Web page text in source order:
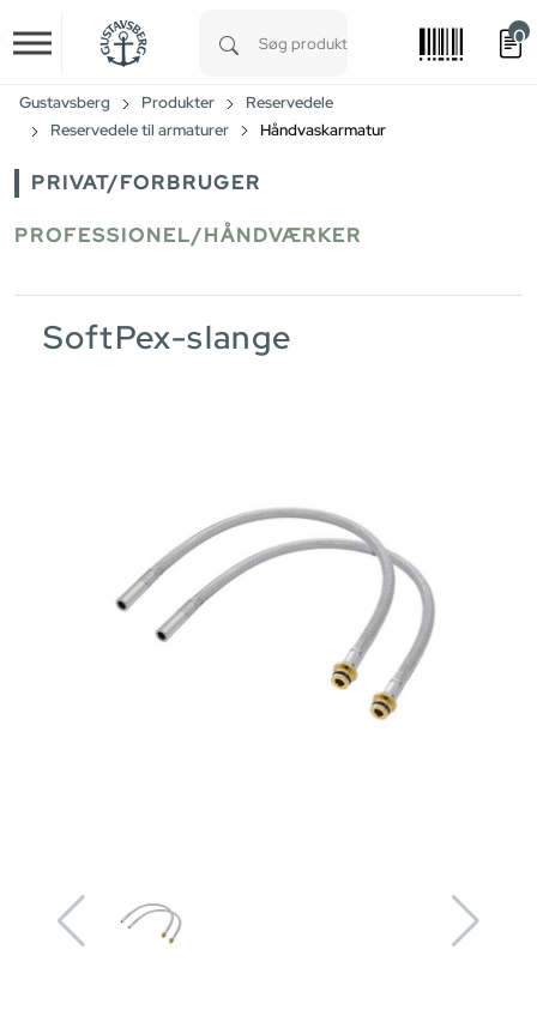
Skip to main content
0
Gustavsberg Produkter
Reservedele
Reservedele til armaturer
Håndvaskarmatur
PRIVAT/FORBRUGER
PROFESSIONEL/HÅNDVÆRKER
SoftPex-slange